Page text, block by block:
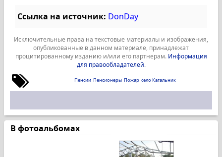
Ссылка на источник: DonDay
Исключительные права на текстовые материалы и изображения,
опубликованные в данном материале, принадлежат
процитированному изданию и/или его партнерам. Информация
для правообладателей.
Пенсии Пенсионеры Пожар село Кагальник
В фотоальбомах